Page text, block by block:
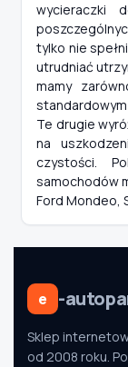
wycieraczki
tylko nie
utrudniać
mamy
Te drugie
na
czystości.
samochodów
Ford Mondeo,
e -
Sklep
od 2008 roku.